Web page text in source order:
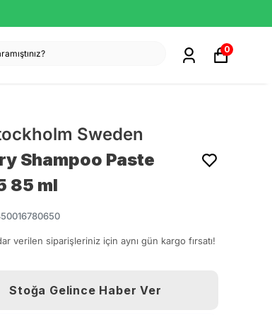
0
Sweden
Shampoo Paste
85 ml
verilen siparişleriniz için aynı gün kargo fırsatı!
Stoğa Gelince Haber Ver